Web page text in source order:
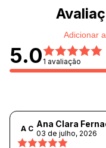
Adicionar
5.0 1 avaliação
A C Ana Clara
03 de julho, 2026